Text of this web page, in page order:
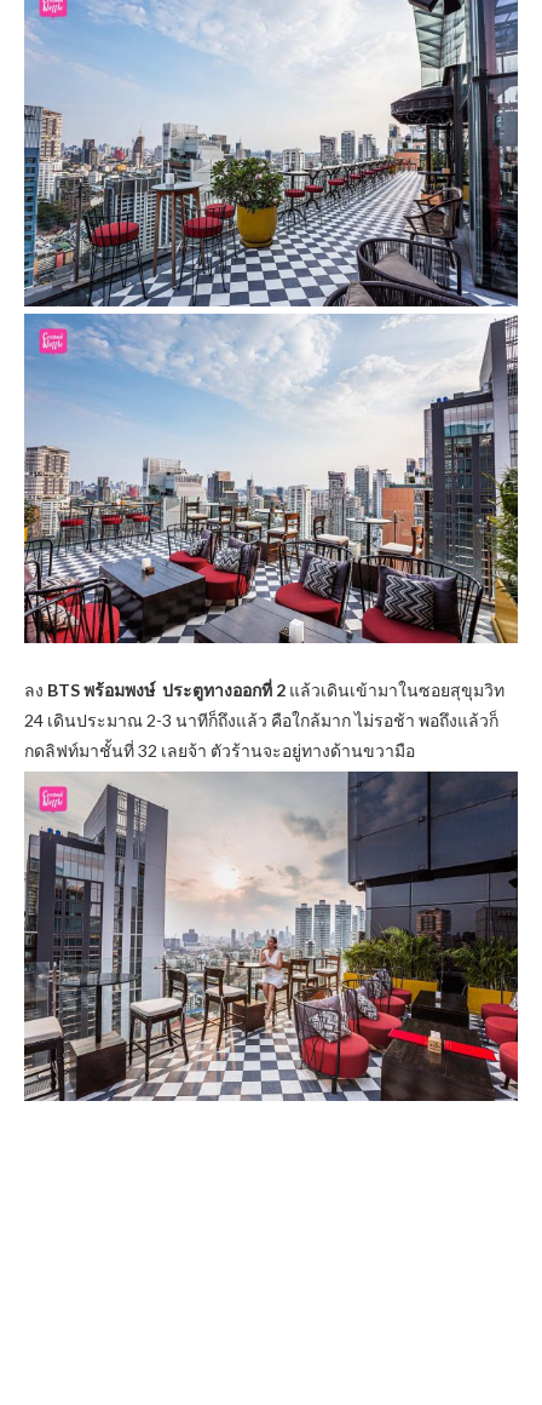
ลง BTS พร้อมพงษ์ ประตูทางออกที่ 2 แล้วเดินเข้ามาในซอยสุขุมวิท
24 เดินประมาณ 2-3 นาทีก็ถึงแล้ว คือใกล้มาก ไม่รอช้า พอถึงแล้วก็
กดลิฟท์มาชั้นที่ 32 เลยจ้า ตัวร้านจะอยู่ทางด้านขวามือ